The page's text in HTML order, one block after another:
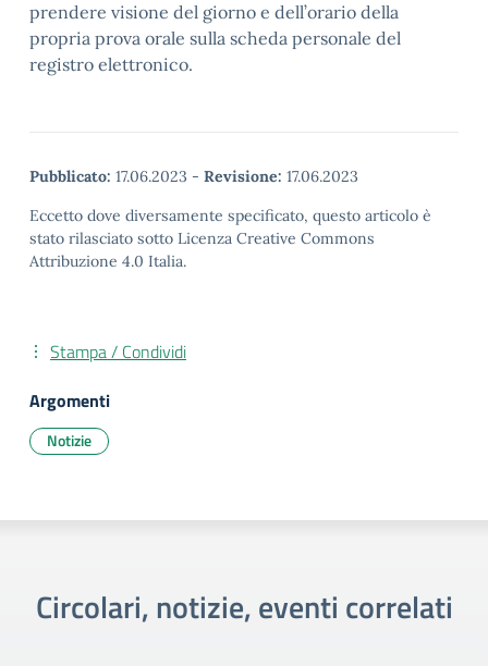
prendere visione del giorno e dell’orario della
propria prova orale sulla scheda personale del
registro elettronico.
Pubblicato: 17.06.2023 - Revisione: 17.06.2023
Eccetto dove diversamente specificato, questo articolo è
stato rilasciato sotto Licenza Creative Commons
Attribuzione 4.0 Italia.
Stampa / Condividi
Argomenti
Notizie
Circolari, notizie, eventi correlati